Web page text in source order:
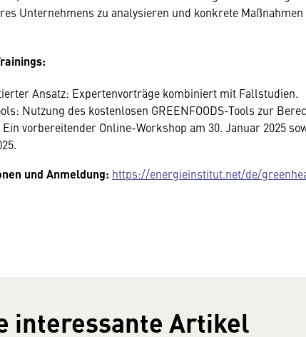
Unternehmens zu analysieren und konkrete
Ansatz: Expertenvorträge kombiniert mit Fallstudien.
Nutzung des kostenlosen GREENFOODS-Tools zur
vorbereitender Online-Workshop am 30. Januar 2025
und Anmeldung: https://energieinstitut.net/de/
interessante Artikel